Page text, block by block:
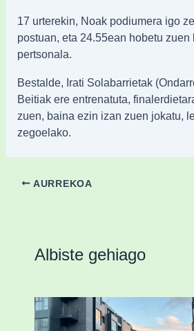
17 urterekin, Noak podiumera igo
postuan, eta 24.55ean hobetu zuen
pertsonala.
Bestalde, Irati Solabarrietak
Beitiak ere entrenatuta,
zuen, baina ezin izan zuen jokatu,
zegoelako.
AURREKOA
Albiste gehiago